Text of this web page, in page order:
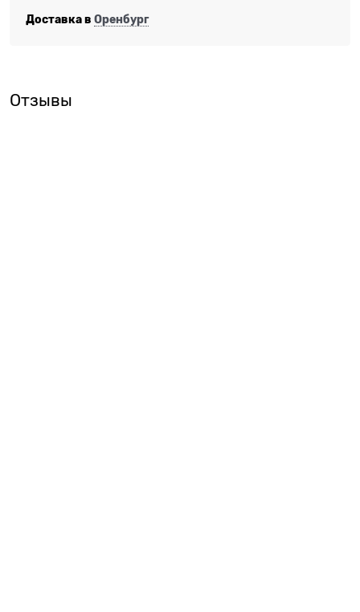
Доставка в Оренбург
Отзывы